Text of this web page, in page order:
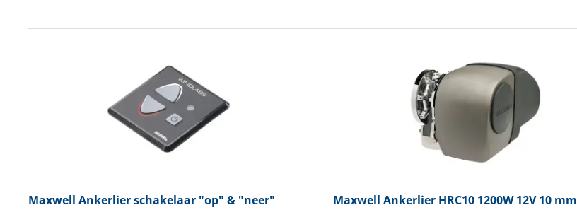
Maxwell Ankerlier schakelaar "op" & "neer" Maxwell Ankerlier HRC10 1200W 12V 10 mm